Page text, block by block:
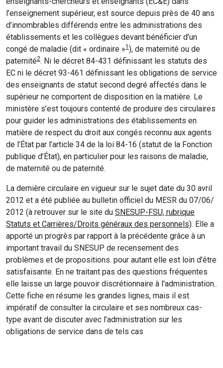
l’enseignement supérieur, est source depuis près de 40 ans
d’innombrables différends entre les administrations des
établissements et les collègues devant bénéficier d’un
congé de maladie (dit « ordinaire »1 ), de maternité ou de
paternité2. Ni le décret 84-431 définissant les statuts des
EC ni le décret 93-461 définissant les obligations de service
des enseignants de statut second degré affectés dans le
supérieur ne comportent de disposition en la matière. Le
ministère s’est toujours contenté de produire des circulaires
pour guider les administrations des établissements en
matière de respect du droit aux congés reconnu aux agents
de l’État par l’article 34 de la loi 84-16 (statut de la Fonction
publique d’État), en particulier pour les raisons de maladie,
de maternité ou de paternité.
La dernière circulaire en vigueur sur le sujet date du 30 avril
2012 et a été publiée au bulletin officiel du MESR du 07/06/
2012 (à retrouver sur le site du SNESUP-FSU, rubrique
Statuts et Carrières/Droits généraux des personnels). Elle a
apporté un progrès par rapport à la précédente grâce à un
important travail du SNESUP de recensement des
problèmes et de propositions. pour autant elle est loin d'être
satisfaisante. En ne traitant pas des questions fréquentes
elle laisse un large pouvoir discrétionnaire à l'administration..
Cette fiche en résume les grandes lignes, mais il est
impératif de consulter la circulaire et ses nombreux cas-
type avant de discuter avec l’administration sur les
obligations de service dans de tels cas